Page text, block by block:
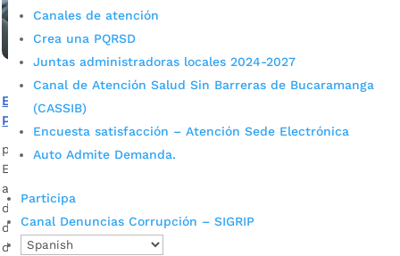
Canales de atención
Crea una PQRSD
Juntas administradoras locales 2024-2027
Canal de Atención Salud Sin Barreras de Bucaramanga
(CASSIB)
Encuesta satisfacción – Atención Sede Electrónica
Auto Admite Demanda.
Participa
Canal Denuncias Corrupción – SIGRIP
El 10 de marzo se pone al servicio el Centro del
Pensamiento para la Cuarta Revolución Industrial
por Alcaldía de Bucaramanga
Este sitio permite afianzar las destrezas digitales y acceder
al intercambio de experiencias para llevar a cabo una idea
de negocio TIC. Edson Andrés Gómez Cárdenas, asesor TIC
de la Alcaldía de Bucaramanga Descargar audio La Alcaldía
de Bucaramanga y las Unidades Tecnológicas de Santander,